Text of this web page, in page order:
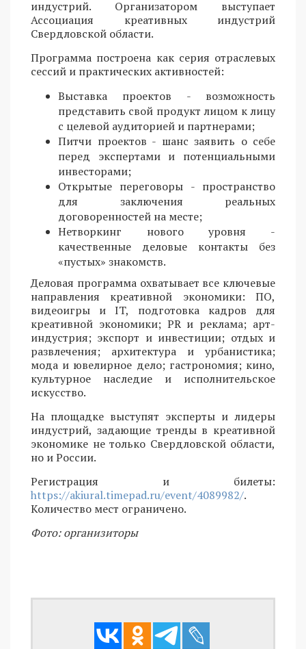
индустрий. Организатором выступает
Ассоциация креативных индустрий
Свердловской области.
Программа построена как серия отраслевых
сессий и практических активностей:
Выставка проектов - возможность
представить свой продукт лицом к лицу
с целевой аудиторией и партнерами;
Питчи проектов - шанс заявить о себе
перед экспертами и потенциальными
инвесторами;
Открытые переговоры - пространство
для заключения реальных
договоренностей на месте;
Нетворкинг нового уровня -
качественные деловые контакты без
«пустых» знакомств.
Деловая программа охватывает все ключевые
направления креативной экономики: ПО,
видеоигры и IT, подготовка кадров для
креативной экономики; PR и реклама; арт-
индустрия; экспорт и инвестиции; отдых и
развлечения; архитектура и урбанистика;
мода и ювелирное дело; гастрономия; кино,
культурное наследие и исполнительское
искусство.
На площадке выступят эксперты и лидеры
индустрий, задающие тренды в креативной
экономике не только Свердловской области,
но и России.
Регистрация и билеты:
https://akiural.timepad.ru/event/4089982/.
Количество мест ограничено.
Фото: организиторы